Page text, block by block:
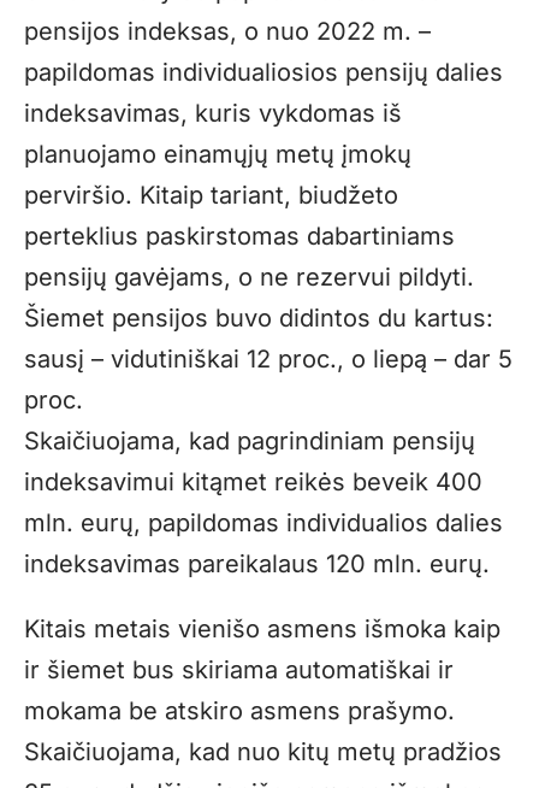
pensijos indeksas, o nuo 2022 m. –
papildomas individualiosios pensijų dalies
indeksavimas, kuris vykdomas iš
planuojamo einamųjų metų įmokų
perviršio. Kitaip tariant, biudžeto
perteklius paskirstomas dabartiniams
pensijų gavėjams, o ne rezervui pildyti.
Šiemet pensijos buvo didintos du kartus:
sausį – vidutiniškai 12 proc., o liepą – dar 5
proc.
Skaičiuojama, kad pagrindiniam pensijų
indeksavimui kitąmet reikės beveik 400
mln. eurų, papildomas individualios dalies
indeksavimas pareikalaus 120 mln. eurų.
Kitais metais vienišo asmens išmoka kaip
ir šiemet bus skiriama automatiškai ir
mokama be atskiro asmens prašymo.
Skaičiuojama, kad nuo kitų metų pradžios